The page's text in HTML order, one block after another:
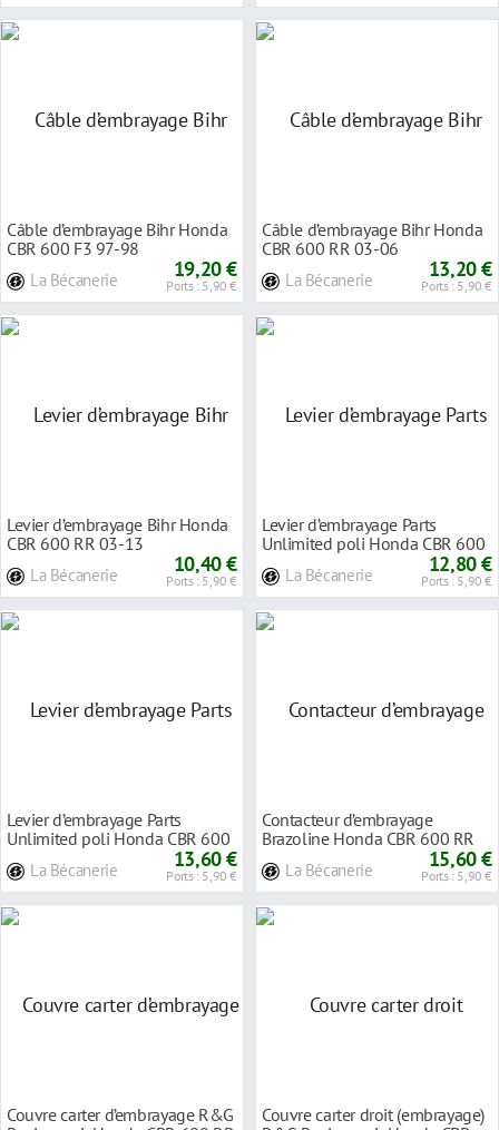
Câble d’embrayage Bihr Honda
CBR 600 F3 97-98
La Bécanerie 19,20 €
Ports : 5,90 €
Câble d’embrayage Bihr Honda
CBR 600 RR 03-06
La Bécanerie 13,20 €
Ports : 5,90 €
Levier d’embrayage Bihr Honda
CBR 600 RR 03-13
La Bécanerie 10,40 €
Ports : 5,90 €
Levier d’embrayage Parts
Unlimited poli Honda CBR 600
La Bécanerie 12,80 €
Ports : 5,90 €
Levier d’embrayage Parts
Unlimited poli Honda CBR 600
La Bécanerie 13,60 €
Ports : 5,90 €
Contacteur d’embrayage
Brazoline Honda CBR 600 RR
La Bécanerie 15,60 €
Ports : 5,90 €
Couvre carter d’embrayage R&G
Couvre carter droit (embrayage)